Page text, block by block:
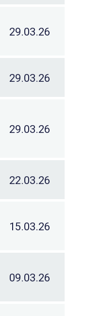
29.03.26
29.03.26
29.03.26
22.03.26
15.03.26
09.03.26